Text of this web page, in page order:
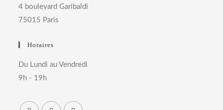
4 boulevard Garibaldi
75015 Paris
Horaires
Du Lundi au Vendredi
9h - 19h